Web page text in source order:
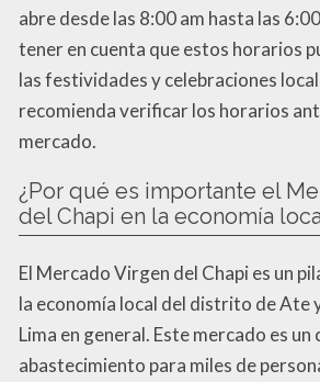
abre desde las 8:00 am hasta las
tener en cuenta que estos horarios
las festividades y celebraciones
recomienda verificar los horarios
mercado.
¿Por qué es importante el
del Chapi en la economía
El Mercado Virgen del Chapi es un
la economía local del distrito de Ate
Lima en general. Este mercado es
abastecimiento para miles de